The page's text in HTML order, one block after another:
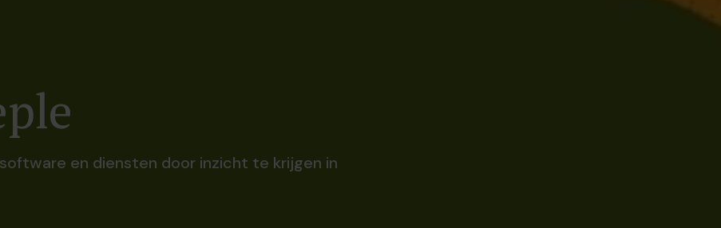
en diensten door inzicht te krijgen in